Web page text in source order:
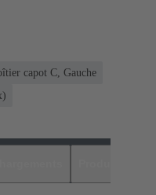
capot C, Gauche